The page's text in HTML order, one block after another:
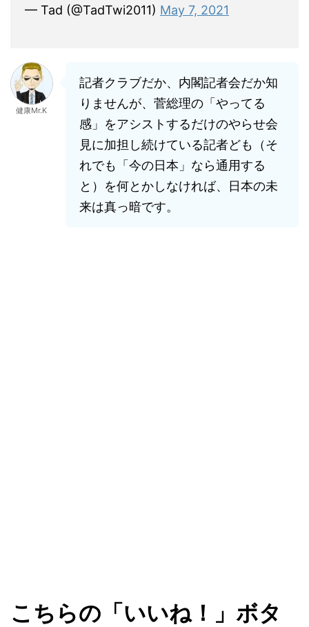
— Tad (@TadTwi2011) May 7, 2021
健康Mr.K
記者クラブだか、内閣記者会だか知
りませんが、菅総理の「やってる
感」をアシストするだけのやらせ会
見に加担し続けている記者ども（そ
れでも「今の日本」なら通用する
と）を何とかしなければ、日本の未
来は真っ暗です。
こちらの「いいね！」ボタ